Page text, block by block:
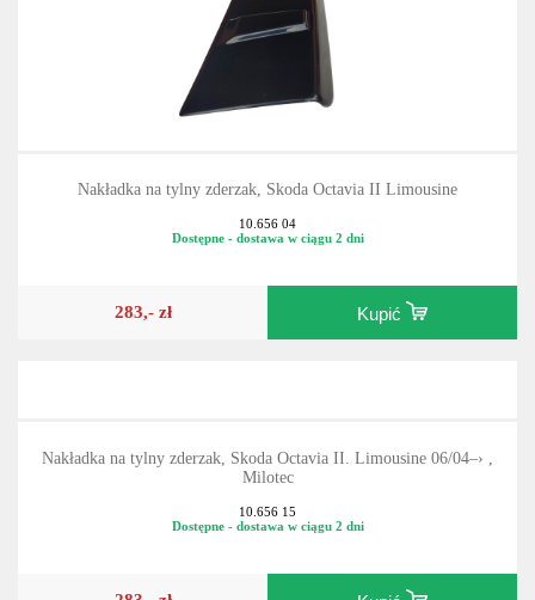
Nakładka na tylny zderzak, Skoda Octavia II Limousine
10.656 04
Dostępne - dostawa w ciągu 2 dni
283,- zł Kupić
Nakładka na tylny zderzak, Skoda Octavia II. Limousine 06/04–› ,
Milotec
10.656 15
Dostępne - dostawa w ciągu 2 dni